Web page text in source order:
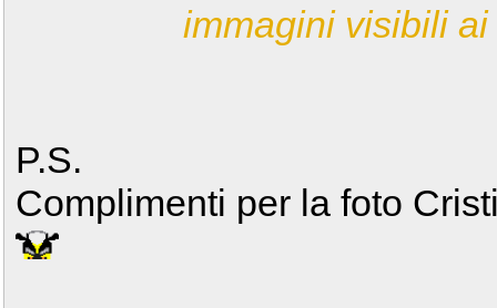
immagini visibili
P.S.
Complimenti per la foto